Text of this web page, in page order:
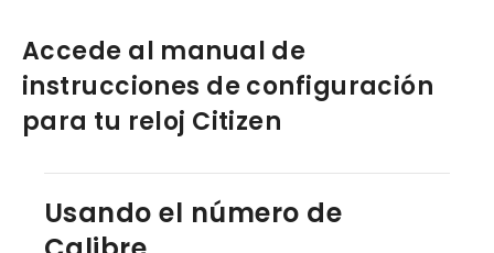
Accede al manual de
instrucciones de configuración
para tu reloj Citizen
Usando el número de